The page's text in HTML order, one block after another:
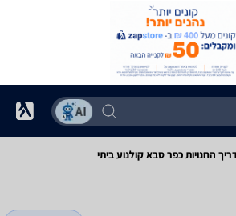
החנויות ‏כפר סבא ‏קולנוע ביתי